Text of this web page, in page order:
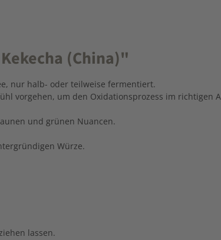
(China)"
nur halb- oder teilweise fermentiert.
vorgehen, um den Oxidationsprozess im richtigen
und grünen Nuancen.
Würze.
lassen.